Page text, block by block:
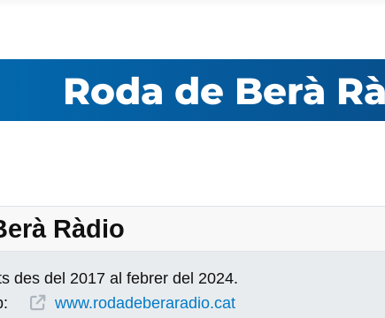
Roda de Berà
Ràdio
des del 2017 al febrer del 2024.
www.rodadeberaradio.cat